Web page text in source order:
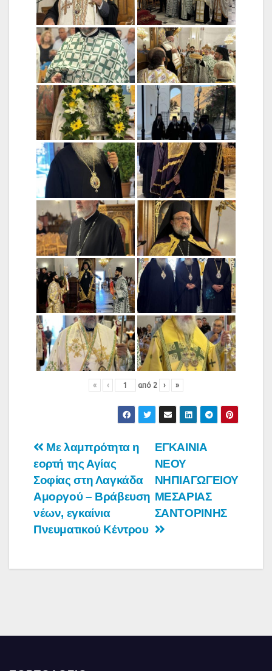
« ‹ από 2 › »
Πλοήγηση
άρθρων
ΕΓΚΑΙΝΙΑ
ΝΕΟΥ
ΝΗΠΙΑΓΩΓΕΙΟΥ
ΜΕΣΑΡΙΑΣ
ΣΑΝΤΟΡΙΝΗΣ
Με λαμπρότητα η
εορτή της Αγίας
Σοφίας στη Λαγκάδα
Αμοργού – Βράβευση
νέων, εγκαίνια
Πνευματικού Κέντρου